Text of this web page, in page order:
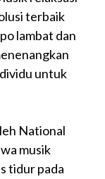
terbaik
lambat dan
untuk
National
musik
tidur pada